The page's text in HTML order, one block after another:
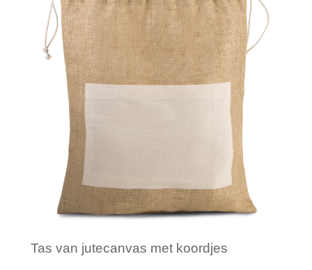
Minimale afname: 1
Tas van jutecanvas met koordjes